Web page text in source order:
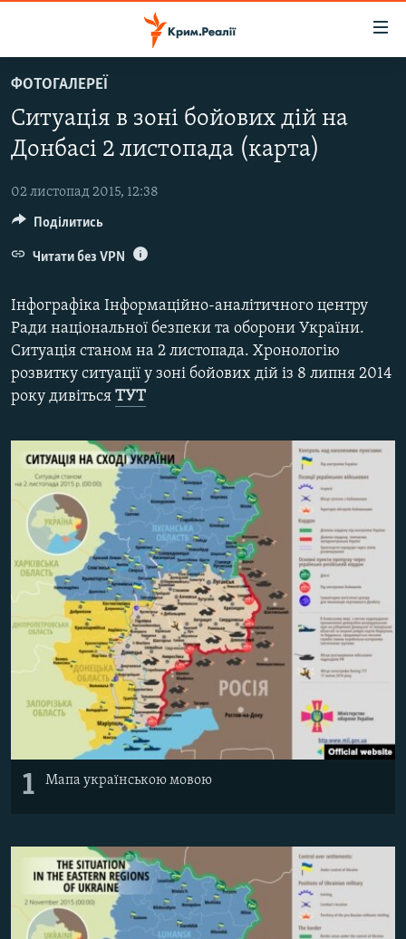
до
основного
матеріалу
Перейти
до
навігації
Перейти
пошуку
ВОДА.КРИМ
ВІДЕО ТА ФОТО
ПОЛІТИКА
БЛОГИ
ПОГЛЯД
ВСЕ ЗА ДЕНЬ
СПЕЦПРОЕКТИ
ДЕПОРТАЦІЯ
СВІДЧЕННЯ ОКУПАЦІЇ
УКРАЇНСЬКА ПРОБЛЕМА КРИМУ
ІНФОГРАФІКА
ЯК ОБІЙТИ БЛОКУВАННЯ
Русский
Qırımtatar
ДОЛУЧАЙСЯ!
Усі сайти RFE/RL
ФОТОГАЛЕРЕЇ
Ситуація в зоні бойових дій на
Донбасі 2 листопада (карта)
02 листопад 2015, 12:38
Інфографіка Інформаційно-аналітичного центру
Ради національної безпеки та оборони України.
Ситуація станом на 2 листопада. Хронологію
розвитку ситуації у зоні бойових дій із 8 липня 2014
року дивіться ТУТ
1 Мапа українською мовою
Поділитись
Читати без VPN